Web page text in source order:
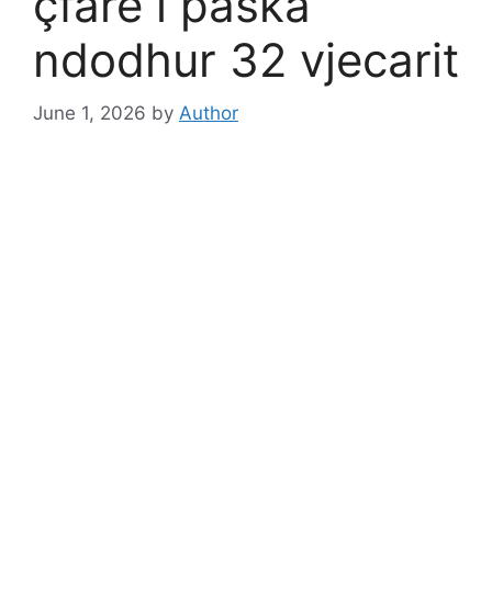
ndodhur 32 vjecarit
June 1, 2026 by Author